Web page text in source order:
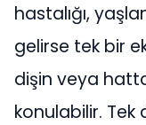
hastalığı,
gelirse tek bir
dişin veya
konulabilir. Tek